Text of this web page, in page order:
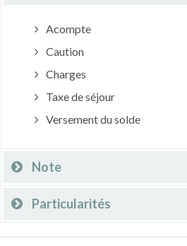
Acompte
Caution
Charges
Taxe de séjour
Versement du solde
Note
Particularités